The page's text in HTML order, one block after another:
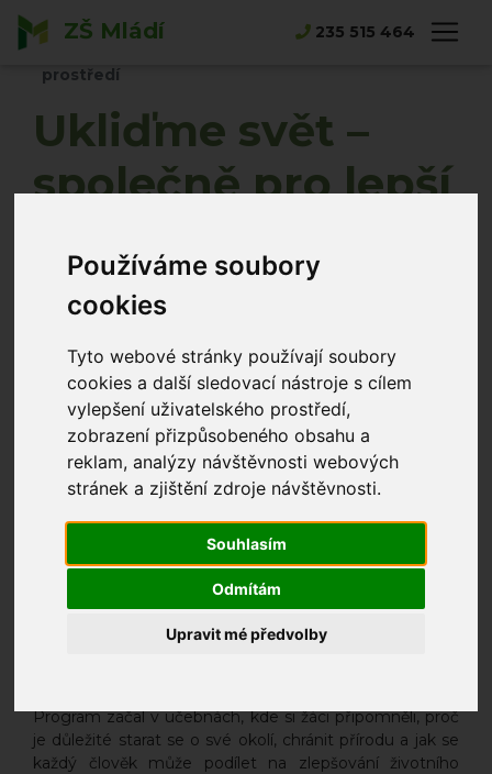
Používáme soubory
cookies
Tyto webové stránky používají soubory
cookies a další sledovací nástroje s cílem
vylepšení uživatelského prostředí,
zobrazení přizpůsobeného obsahu a
reklam, analýzy návštěvnosti webových
stránek a zjištění zdroje návštěvnosti.
Souhlasím
Odmítám
Upravit mé předvolby
ZŠ Mládí 235 515 464
Hlavní strana
Novinky
prostředí
Ukliďme svět –
společně pro lepší
Norbert Tlustý
V pátek 20. 3. 2026 se žáci 3., 4. a 5. tříd ZŠ Mládí opět
zapojili do tradiční ekologické akce Ukliďme svět. Do
Program začal v učebnách, kde si žáci připomněli, proč
je důležité starat se o své okolí, chránit přírodu a jak se
každý člověk může podílet na zlepšování životního